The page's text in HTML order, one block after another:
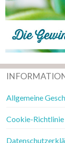
Allgemeine
Cookie-Richtlinie